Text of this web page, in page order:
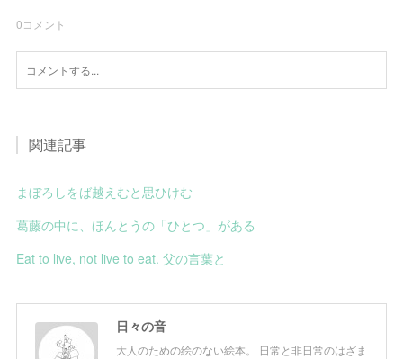
0コメント
関連記事
まぼろしをば越えむと思ひけむ
葛藤の中に、ほんとうの「ひとつ」がある
Eat to live, not live to eat. 父の言葉と
日々の音
大人のための絵のない絵本。 日常と非日常のはざま